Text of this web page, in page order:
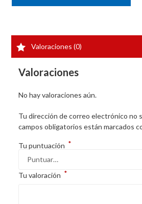
Valoraciones (0)
Valoraciones
No hay valoraciones aún.
Tu dirección de correo electrónico no
campos obligatorios están marcados
Tu puntuación *
Tu valoración *